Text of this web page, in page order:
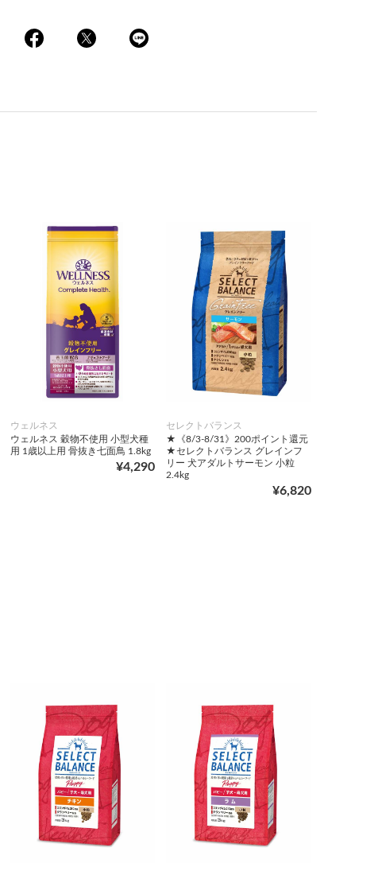
ウェルネス
ウェルネス 穀物不使用 小型犬種
用 1歳以上用 骨抜き七面鳥 1.8kg
¥4,290
セレクトバランス
★《8/3-8/31》200ポイント還元
★セレクトバランス グレインフ
リー 犬アダルトサーモン 小粒
2.4kg
¥6,820